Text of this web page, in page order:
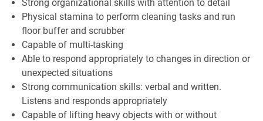
Strong organizational skills with attention to detail
Physical stamina to perform cleaning tasks and run
floor buffer and scrubber
Capable of multi-tasking
Able to respond appropriately to changes in direction or
unexpected situations
Strong communication skills: verbal and written.
Listens and responds appropriately
Capable of lifting heavy objects with or without